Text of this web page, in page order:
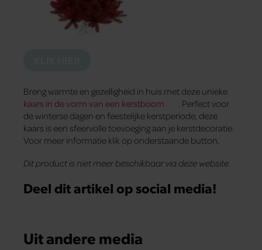
Breng warmte en gezelligheid in huis met deze unieke
kaars in de vorm van een kerstboom
. Perfect voor
de winterse dagen en feestelijke kerstperiode, deze
kaars is een sfeervolle toevoeging aan je kerstdecoratie.
Voor meer informatie klik op onderstaande button.
Dit product is niet meer beschikbaar via deze website.
Deel dit artikel op social media!
Uit andere media